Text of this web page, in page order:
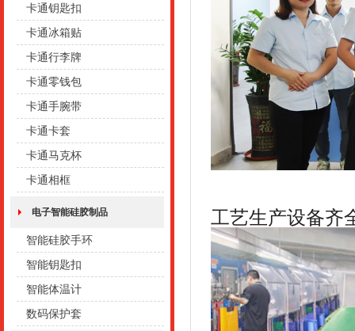
卡通钥匙扣
卡通冰箱贴
卡通行李牌
卡通零钱包
卡通手腕带
卡通卡套
卡通马克杯
卡通相框
电子智能硅胶制品
智能硅胶手环
智能钥匙扣
智能体温计
数码保护套
工艺生产设备齐